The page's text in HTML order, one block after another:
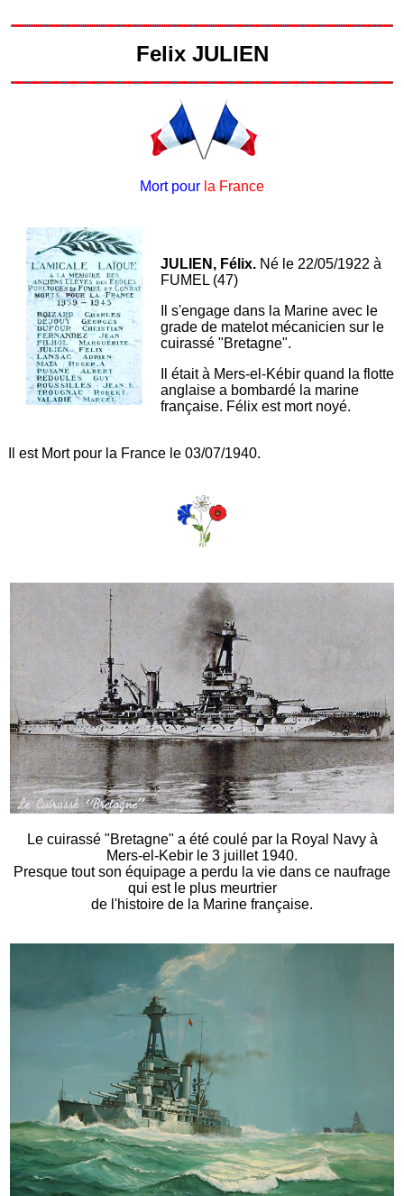
Felix JULIEN
Mort pour la France
JULIEN, Félix. Né le 22/05/1922 à
FUMEL (47)
Il s'engage dans la Marine avec le
grade de matelot mécanicien sur le
cuirassé "Bretagne".
Il était à Mers-el-Kébir quand la flotte
anglaise a bombardé la marine
française. Félix est mort noyé.
Il est Mort pour la France le 03/07/1940.
Le cuirassé "Bretagne" a été coulé par la Royal Navy à
Mers-el-Kebir le 3 juillet 1940.
Presque tout son équipage a perdu la vie dans ce naufrage
qui est le plus meurtrier
de l'histoire de la Marine française.